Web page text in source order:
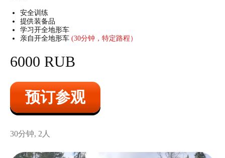
安全训练
提供装备品
学习开全地形车
亲自开全地形车 (30分钟，特定路程）
6000 RUB
预订参观
30分钟, 2人
4500
装机枪